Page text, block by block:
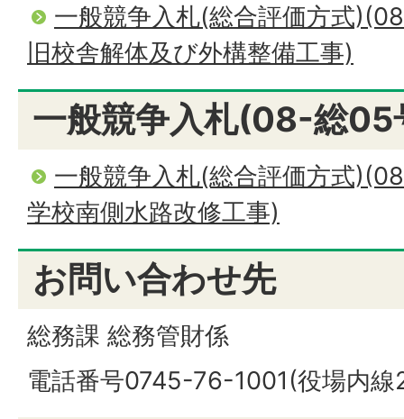
一般競争入札(総合評価方式
旧校舎解体及び外構整備工事)
一般競争入札(08-総05
一般競争入札(総合評価方式
学校南側水路改修工事)
お問い合わせ先
総務課 総務管財係
電話番号0745-76-1001(役場内